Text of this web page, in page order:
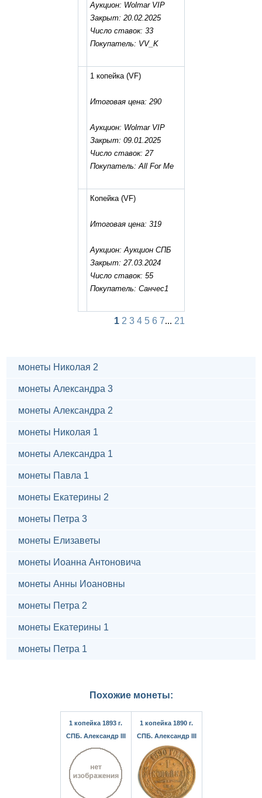
Аукцион: Wolmar VIP
Закрыт: 20.02.2025
Число ставок: 33
Покупатель: VV_K
1 копейка(VF)
Итоговая цена: 290
Аукцион: Wolmar VIP
Закрыт: 09.01.2025
Число ставок: 27
Покупатель: All For Me
Копейка(VF)
Итоговая цена: 319
Аукцион: Аукцион СПБ
Закрыт: 27.03.2024
Число ставок: 55
Покупатель: Санчес1
1 2 3 4 5 6 7... 21
монеты Николая 2
монеты Александра 3
монеты Александра 2
монеты Николая 1
монеты Александра 1
монеты Павла 1
монеты Екатерины 2
монеты Петра 3
монеты Елизаветы
монеты Иоанна Антоновича
монеты Анны Иоановны
монеты Петра 2
монеты Екатерины 1
монеты Петра 1
Похожие монеты:
1 копейка 1893 г.
СПБ. Александр III
1 копейка 1890 г.
СПБ. Александр III